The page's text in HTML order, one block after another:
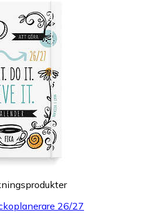
26/27